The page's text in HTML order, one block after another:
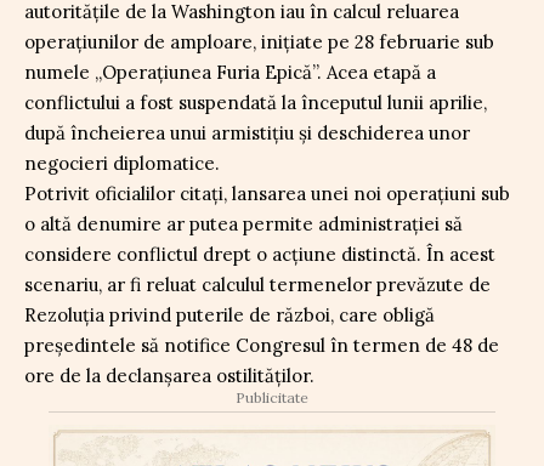
autoritățile de la Washington iau în calcul reluarea
operațiunilor de amploare, inițiate pe 28 februarie sub
numele „Operațiunea Furia Epică”. Acea etapă a
conflictului a fost suspendată la începutul lunii aprilie,
după încheierea unui armistițiu și deschiderea unor
negocieri diplomatice.
Potrivit oficialilor citați, lansarea unei noi operațiuni sub
o altă denumire ar putea permite administrației să
considere conflictul drept o acțiune distinctă. În acest
scenariu, ar fi reluat calculul termenelor prevăzute de
Rezoluția privind puterile de război, care obligă
președintele să notifice Congresul în termen de 48 de
ore de la declanșarea ostilităților.
Publicitate